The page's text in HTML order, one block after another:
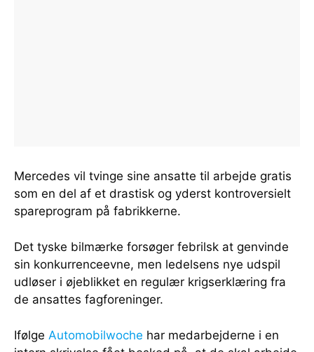
Mercedes vil tvinge sine ansatte til arbejde gratis
som en del af et drastisk og yderst kontroversielt
spareprogram på fabrikkerne.
Det tyske bilmærke forsøger febrilsk at genvinde
sin konkurrenceevne, men ledelsens nye udspil
udløser i øjeblikket en regulær krigserklæring fra
de ansattes fagforeninger.
Ifølge Automobilwoche har medarbejderne i en